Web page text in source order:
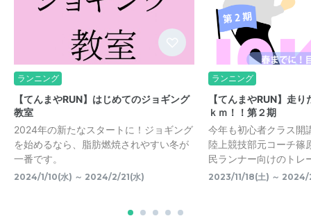
ランニング
【てんまやRUN】はじめてのジョギング
教室
2024年の新たなスタートに！ジョギング
を始めるなら、脂肪燃焼されやすい冬が
一番です。
2024/1/10(水) ～ 2024/2/21(水)
ランニング
【てんまやRUN】走
ｋｍ！！第２期
今年も初心者クラス開
陸上競技部元コーチ篠
民ランナー向けのトレ
2023/11/18(土) ～ 2024/